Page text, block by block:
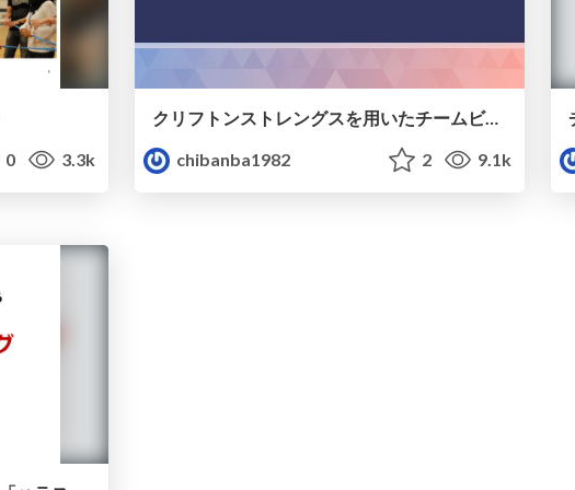
0 3.3k
クリフトンストレングスを用いたチームビルディングワークショップ
chibanba1982
2 9.1k